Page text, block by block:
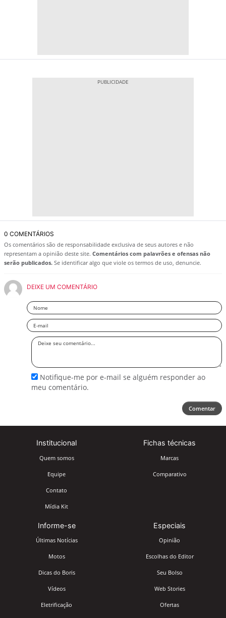
0 COMENTÁRIOS
Os comentários são de responsabilidade exclusiva de seus autores e não
representam a opinião deste site. Comentários com palavrões e ofensas não
serão publicados. Se identificar algo que viole os termos de uso, denuncie.
DEIXE UM COMENTÁRIO
Nome
Email
Deixe
Notifique-me por e-mail se alguém responder ao
meu comentário.
Comentar
Institucional
Quem somos
Equipe
Contato
Mídia Kit
Fichas técnicas
Marcas
Comparativo
Informe-se
Últimas Notícias
Motos
Dicas do Boris
Vídeos
Eletrificação
Especiais
Opinião
Escolhas do Editor
Seu Bolso
Web Stories
Ofertas